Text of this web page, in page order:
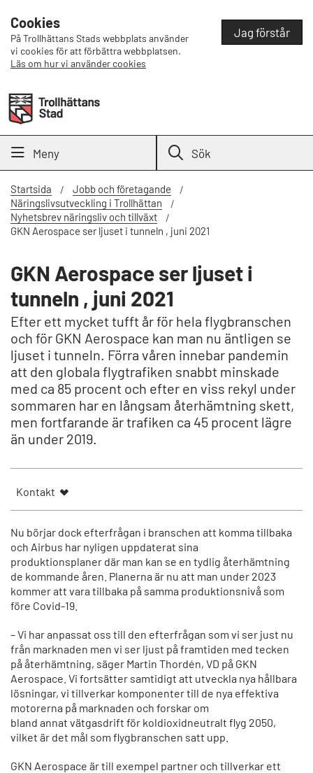
Cookies
På Trollhättans Stads webbplats använder
vi cookies för att förbättra webbplatsen.
Läs om hur vi använder cookies
Jag förstår
Meny Sök
Startsida
Jobb och företagande
Näringslivsutveckling i Trollhättan
Nyhetsbrev näringsliv och tillväxt
GKN Aerospace ser ljuset i tunneln , juni 2021
GKN Aerospace ser ljuset i
tunneln , juni 2021
Efter ett mycket tufft år för hela flygbranschen
och för GKN Aerospace kan man nu äntligen se
ljuset i tunneln. Förra våren innebar pandemin
att den globala flygtrafiken snabbt minskade
med ca 85 procent och efter en viss rekyl under
sommaren har en långsam återhämtning skett,
men fortfarande är trafiken ca 45 procent lägre
än under 2019.
Kontakt
Nu börjar dock efterfrågan i branschen att komma tillbaka
och Airbus har nyligen uppdaterat sina
produktionsplaner där man kan se en tydlig återhämtning
de kommande åren. Planerna är nu att man under 2023
kommer att vara tillbaka på samma produktionsnivå som
före Covid-19.
– Vi har anpassat oss till den efterfrågan som vi ser just nu
från marknaden men vi ser ljust på framtiden med tecken
på återhämtning, säger Martin Thordén, VD på GKN
Aerospace. Vi fortsätter samtidigt att utveckla nya hållbara
lösningar, vi tillverkar komponenter till de nya effektiva
motorerna på marknaden och forskar om
bland annat vätgasdrift för koldioxidneutralt flyg 2050,
vilket är det mål som flygbranschen satt upp.
GKN Aerospace är till exempel partner och tillverkar ett